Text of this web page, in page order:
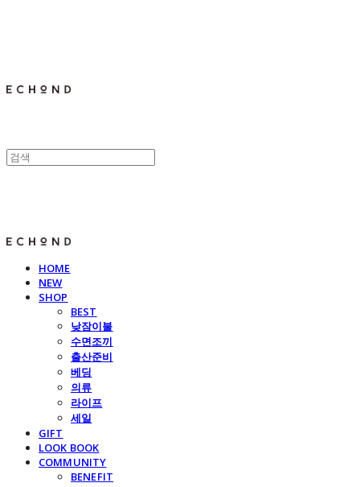
HOME
NEW
SHOP
BEST
낮잠이불
수면조끼
출산준비
베딩
의류
라이프
세일
GIFT
LOOK BOOK
COMMUNITY
BENEFIT